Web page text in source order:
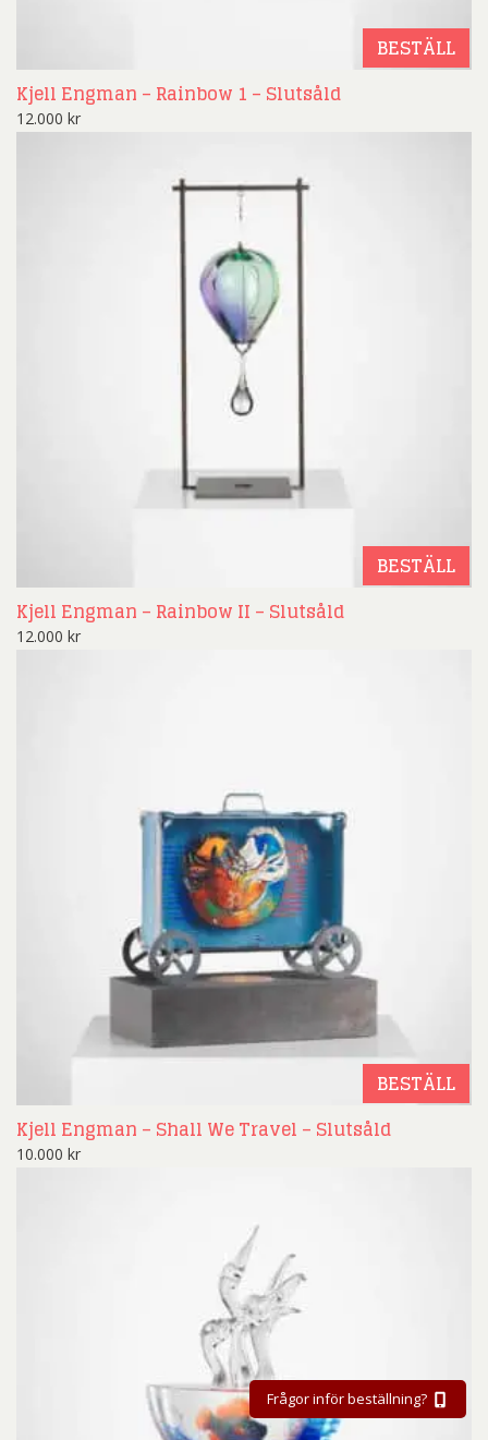
BESTÄLL
Kjell Engman – Rainbow 1 – Slutsåld
12.000 kr
BESTÄLL
Kjell Engman – Rainbow II – Slutsåld
12.000 kr
BESTÄLL
Kjell Engman – Shall We Travel – Slutsåld
10.000 kr
Frågor inför beställning?